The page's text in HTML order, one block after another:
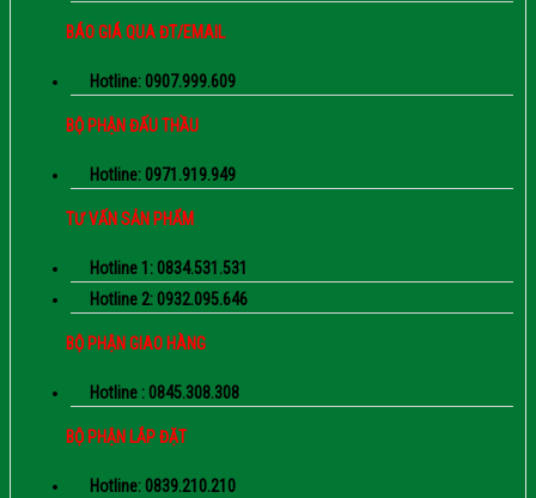
BÁO GIÁ QUA ĐT/EMAIL
Hotline: 0907.999.609
BỘ PHẬN ĐẤU THẦU
Hotline: 0971.919.949
TƯ VẤN SẢN PHẨM
Hotline 1: 0834.531.531
Hotline 2: 0932.095.646
BỘ PHẬN GIAO HÀNG
Hotline : 0845.308.308
BỘ PHẬN LẮP ĐẶT
Hotline: 0839.210.210